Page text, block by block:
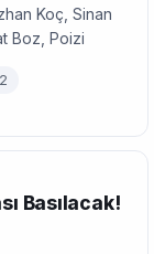
Koç, Sinan
Boz, Poizi
2
Basılacak!